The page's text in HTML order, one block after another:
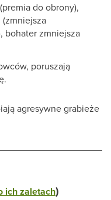
do obrony),
bohater zmniejsza
poruszają
agresywne grabieże
ich zaletach)